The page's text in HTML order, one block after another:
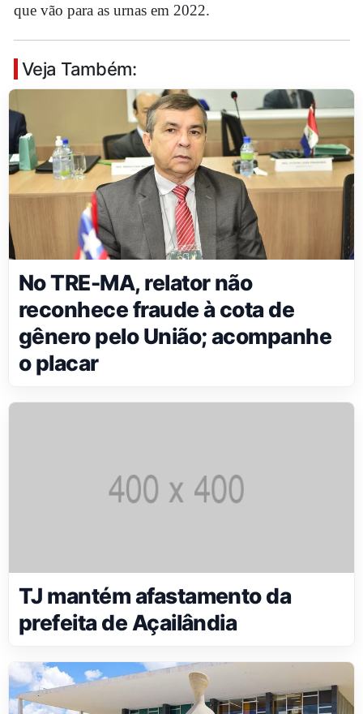
que vão para as urnas em 2022.
Veja Também:
No TRE-MA, relator não
reconhece fraude à cota de
gênero pelo União; acompanhe
o placar
TJ mantém afastamento da
prefeita de Açailândia